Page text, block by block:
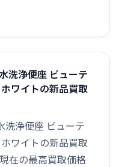
洗浄便座 ビューテ
ワイトの新品買取
洗浄便座 ビューテ
ワイトの新品買取
在の最高買取価格